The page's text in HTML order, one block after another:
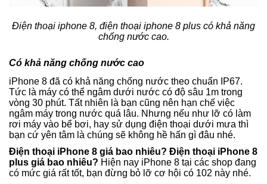
Điện thoại iphone 8, điện thoại iphone 8 plus có khả năng
chống nước cao.
Có khả năng chống nước cao
iPhone 8 đã có khả năng chống nước theo chuẩn IP67.
Tức là máy có thể ngâm dưới nước có độ sâu 1m trong
vòng 30 phút. Tất nhiên là bạn cũng nên hạn chế việc
ngâm máy trong nước quá lâu. Nhưng nếu như lỡ có làm
rơi máy vào bể bơi, hay sử dụng điện thoại dưới mưa thì
bạn cứ yên tâm là chúng sẽ không hề hấn gì đâu nhé.
Điện thoại iPhone 8 giá bao nhiêu? Điện thoại iPhone 8
plus giá bao nhiêu? Hiện nay iPhone 8 tại các shop đang
có mức giá rất tốt, bạn đừng bỏ lỡ cơ hội có 102 này nhé.